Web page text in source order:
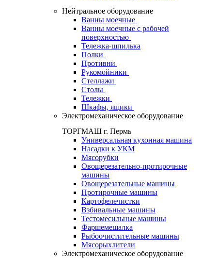
Нейтральное оборудование
Ванны моечные
Ванны моечные с рабочей
поверхностью
Тележка-шпилька
Полки
Противни
Рукомойники
Стеллажи
Столы
Тележки
Шкафы, ящики
Электромеханическое оборудование
ТОРГМАШ г. Пермь
Универсальная кухонная машина
Насадки к УКМ
Мясорубки
Овощерезательно-протирочные
машины
Овощерезательные машины
Протирочные машины
Картофелечистки
Взбивальные машины
Тестомесильные машины
Фаршемешалка
Рыбоочистительные машины
Мясорыхлители
Электромеханическое оборудование